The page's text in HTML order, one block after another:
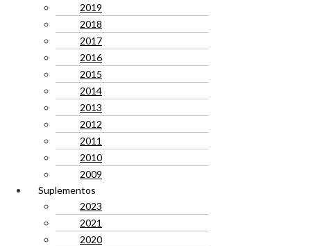
2019
2018
2017
2016
2015
2014
2013
2012
2011
2010
2009
Suplementos
2023
2021
2020